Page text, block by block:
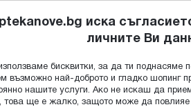
ГРИЖА ЗА МАЙКАТА И ДЕТЕТО
иска
личните Ви
бисквитки, за да ти поднасяме
възможно най-доброто и гладко шопинг
нашите услуги. Ако не искаш да
това ще е жалко, защото може да повлияе